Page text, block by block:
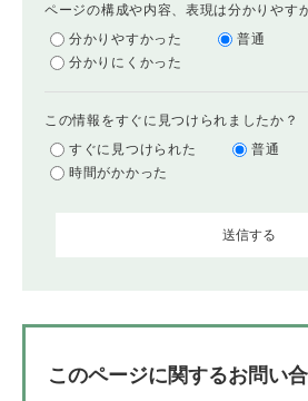
ページの構成や内容、表現は分かりやす
分かりやすかった
普通
分かりにくかった
この情報をすぐに見つけられましたか？
すぐに見つけられた
普通
時間がかかった
このページに関するお問い